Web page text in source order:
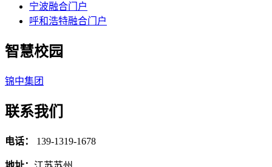
宁波融合门户
呼和浩特融合门户
智慧校园
锦中集团
联系我们
电话： 139-1319-1678